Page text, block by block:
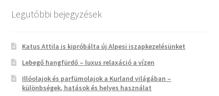
Legutóbbi bejegyzések
Katus Attila is kipróbálta új Alpesi iszapkezelésünket
Lebegő hangfürdő – luxus relaxáció a vízen
Illóolajok és parfümolajok a Kurland világában –
különbségek, hatások és helyes használat